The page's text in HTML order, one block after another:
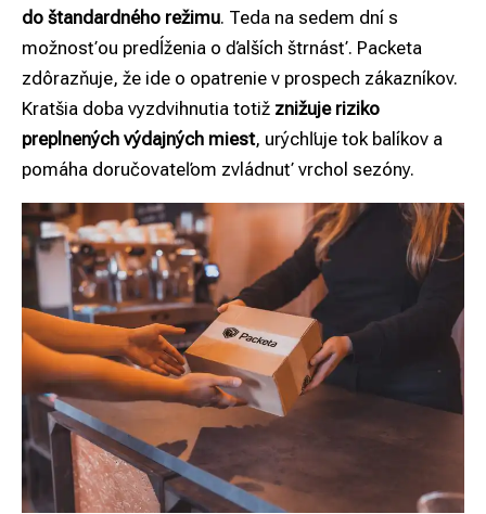
do štandardného režimu. Teda na sedem dní s
možnosťou predĺženia o ďalších štrnásť. Packeta
zdôrazňuje, že ide o opatrenie v prospech zákazníkov.
Kratšia doba vyzdvihnutia totiž znižuje riziko
preplnených výdajných miest, urýchľuje tok balíkov a
pomáha doručovateľom zvládnuť vrchol sezóny.